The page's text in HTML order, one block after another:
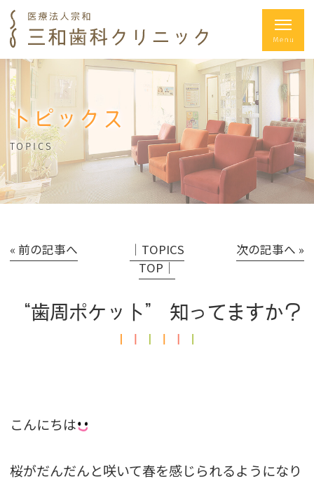
トピックス
TOPICS
« 前の記事へ
│TOPICS
TOP│
次の記事へ »
“歯周ポケット” 知ってますか？
こんにちは
桜がだんだんと咲いて春を感じられるようになり